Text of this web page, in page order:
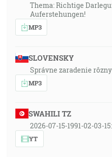
Thema: Richtige
Auferstehungen!
MP3
SLOVENSKY
Správne zaradenie
MP3
SWAHILI TZ
2026-07-15-1991-02-03-
YT